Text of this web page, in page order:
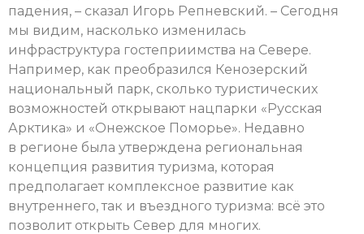
падения, – сказал Игорь Репневский. – Сегодня
мы видим, насколько изменилась
инфраструктура гостеприимства на Севере.
Например, как преобразился Кенозерский
национальный парк, сколько туристических
возможностей открывают нацпарки «Русская
Арктика» и «Онежское Поморье». Недавно
в регионе была утверждена региональная
концепция развития туризма, которая
предполагает комплексное развитие как
внутреннего, так и въездного туризма: всё это
позволит открыть Север для многих.